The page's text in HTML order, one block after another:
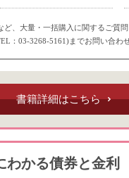
ど、大量・一括購入に関するご質問
：03-3268-5161)までお問い合わ
書籍詳細はこちら
わかる債券と金利